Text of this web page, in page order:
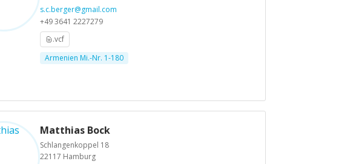
s.c.berger@gmail.com
+49 3641 2227279
.vcf
Armenien Mi.-Nr. 1-180
Matthias Bock
Schlangenkoppel 18
22117 Hamburg